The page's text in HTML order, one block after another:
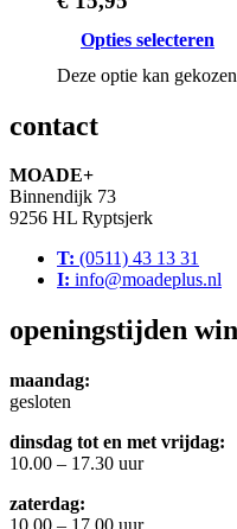
Opties selecteren
Deze optie kan
contact
MOADE+
Binnendijk 73
9256 HL Ryptsjerk
T: (0511) 43 13 31
I: info@moadeplus.nl
openingstijden
maandag:
gesloten
dinsdag tot en met vrijdag:
10.00 – 17.30 uur
zaterdag: